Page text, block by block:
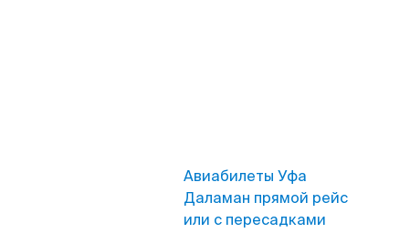
Авиабилеты Уфа
Даламан прямой рейс
или с пересадками